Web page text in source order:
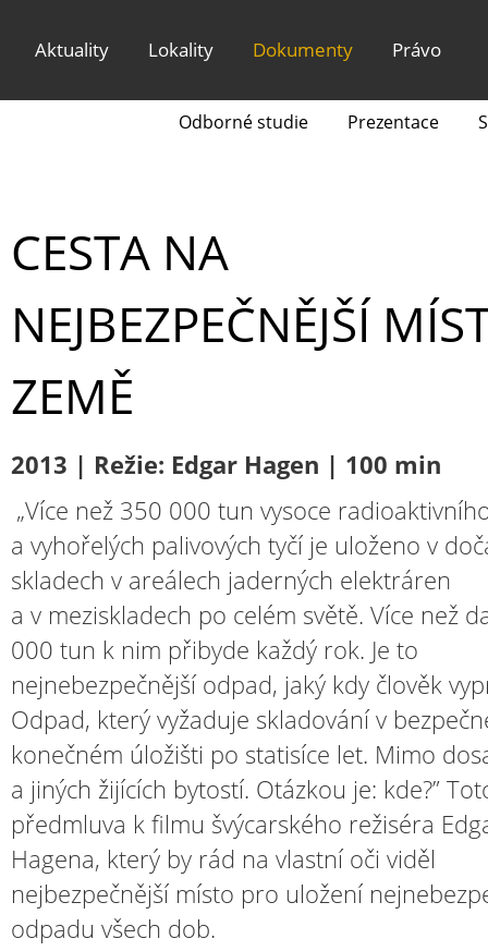
Aktuality Lokality Dokumenty
Odborné studie Prezentace
Právo
CESTA NA
NEJBEZPEČNĚJŠÍ
ZEMĚ
2013 | Režie: Edgar Hagen | 100 min
„Více než 350 000 tun vysoce
a vyhořelých palivových tyčí je uloženo v
skladech v areálech jaderných elektráren
a v meziskladech po celém světě. Více než
000 tun k nim přibyde každý rok. Je to
nejnebezpečnější odpad, jaký kdy člověk
Odpad, který vyžaduje skladování v
konečném úložišti po statisíce let. Mimo
a jiných žijících bytostí. Otázkou je: kde?”
předmluva k filmu švýcarského režiséra
Hagena, který by rád na vlastní oči viděl
nejbezpečnější místo pro uložení
odpadu všech dob.